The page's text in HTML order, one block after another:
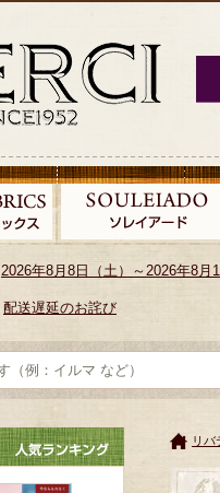
2026年8月8日（土）～2026年8
配送遅延のお詫び
リ